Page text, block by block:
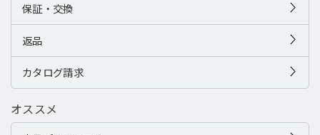
保証・交換
返品
カタログ請求
オススメ